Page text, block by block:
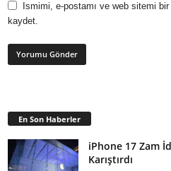
Ismimi, e-postamı ve web sitemi
kaydet.
En Son Haberler
iPhone 17 Zam
Karıştırdı